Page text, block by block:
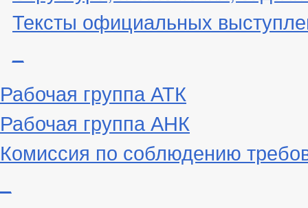
Тексты официальных
Рабочая группа АТК
Рабочая группа АНК
Комиссия по соблюдению